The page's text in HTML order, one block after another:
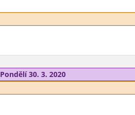
Pondělí 30. 3. 2020